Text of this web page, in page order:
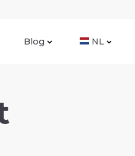
Blog NL